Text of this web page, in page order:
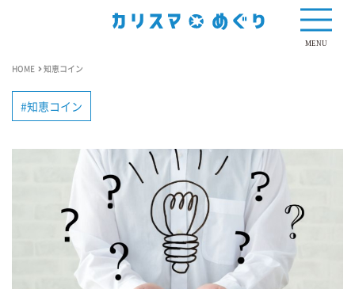
MENU
HOME 知恵コイン
知恵コイン